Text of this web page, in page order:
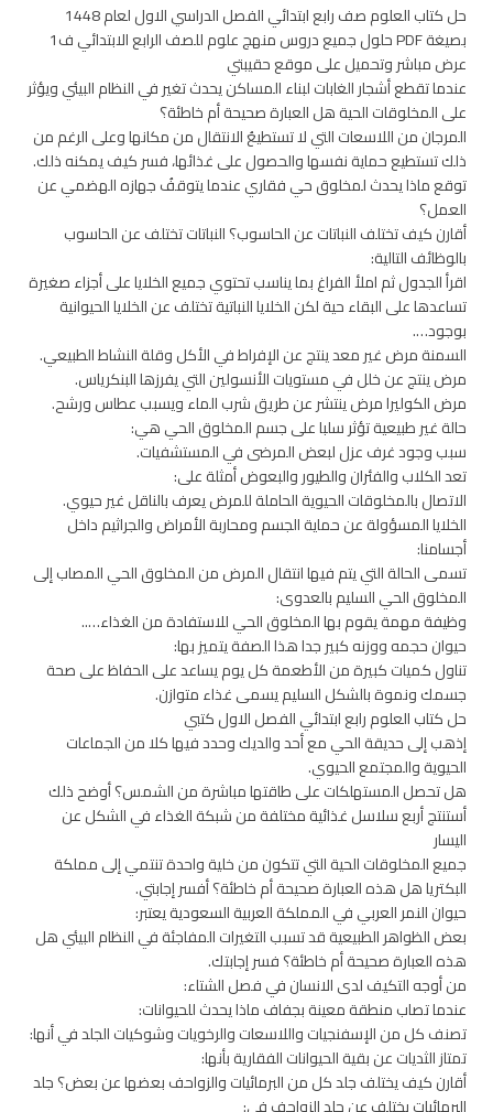
حل كتاب العلوم صف رابع ابتدائي الفصل الدراسي الاول لعام 1448
بصيغة PDF حلول جميع دروس منهج علوم للصف الرابع الابتدائي ف1
عرض مباشر وتحميل على موقع حقيبتي
عندما تقطع أشجار الغابات لبناء المساكن يحدث تغير في النظام البيئي ويؤثر
على المخلوقات الحية هل العبارة صحيحة أم خاطئة؟
المرجان من اللاسعات التي لا تستطيعُ الانتقال من مكانها وعلى الرغم من
ذلك تستطيع حماية نفسها والحصول على غذائها، فسر كيف يمكنه ذلك.
توقع ماذا يحدث لمخلوق حي فقاري عندما يتوقفُ جهازه الهضمي عن
العمل؟
أقارن كيف تختلف النباتات عن الحاسوب؟ النباتات تختلف عن الحاسوب
بالوظائف التالية:
اقرأ الجدول ثم املأ الفراغ بما يناسب تحتوي جميع الخلايا على أجزاء صغيرة
تساعدها على البقاء حية لكن الخلايا النباتية تختلف عن الخلايا الحيوانية
بوجود….
السمنة مرض غير معد ينتج عن الإفراط في الأكل وقلة النشاط الطبيعي.
مرض ينتج عن خلل في مستويات الأنسولين التي يفرزها البنكرياس.
مرض الكوليرا مرض ينتشر عن طريق شرب الماء ويسبب عطاس ورشح.
حالة غير طبيعية تؤثر سلبا على جسم المخلوق الحي هي:
سبب وجود غرف عزل لبعض المرضى في المستشفيات.
تعد الكلاب والفئران والطيور والبعوض أمثلة على:
الاتصال بالمخلوقات الحيوية الحاملة للمرض يعرف بالناقل غير حيوي.
الخلايا المسؤولة عن حماية الجسم ومحاربة الأمراض والجراثيم داخل
أجسامنا:
تسمى الحالة التي يتم فيها انتقال المرض من المخلوق الحي المصاب إلى
المخلوق الحي السليم بالعدوى:
وظيفة مهمة يقوم بها المخلوق الحي للاستفادة من الغذاء…..
حيوان حجمه ووزنه كبير جدا هذا الصفة يتميز بها:
تناول كميات كبيرة من الأطعمة كل يوم يساعد على الحفاظ على صحة
جسمك ونموة بالشكل السليم يسمى غذاء متوازن.
حل كتاب العلوم رابع ابتدائي الفصل الاول كتبي
إذهب إلى حديقة الحي مع أحد والديك وحدد فيها كلا من الجماعات
الحيوية والمجتمع الحيوي.
هل تحصل المستهلكات على طاقتها مباشرة من الشمس؟ أوضح ذلك
أستنتج أربع سلاسل غذائية مختلفة من شبكة الغذاء في الشكل عن
اليسار
جميع المخلوقات الحية التي تتكون من خلية واحدة تنتمي إلى مملكة
البكتريا هل هذه العبارة صحيحة أم خاطئة؟ أفسر إجابتي.
حيوان النمر العربي في المملكة العربية السعودية يعتبر:
بعض الظواهر الطبيعية قد تسبب التغيرات المفاجئة في النظام البيئي هل
هذه العبارة صحيحة أم خاطئة؟ فسر إجابتك.
من أوجه التكيف لدى الانسان في فصل الشتاء:
عندما تصاب منطقة معينة بجفاف ماذا يحدث للحيوانات:
تصنف كل من الإسفنجيات واللاسعات والرخويات وشوكيات الجلد في أنها:
تمتاز الثديات عن بقية الحيوانات الفقارية بأنها:
أقارن كيف يختلف جلد كل من البرمائيات والزواحف بعضها عن بعض؟ جلد